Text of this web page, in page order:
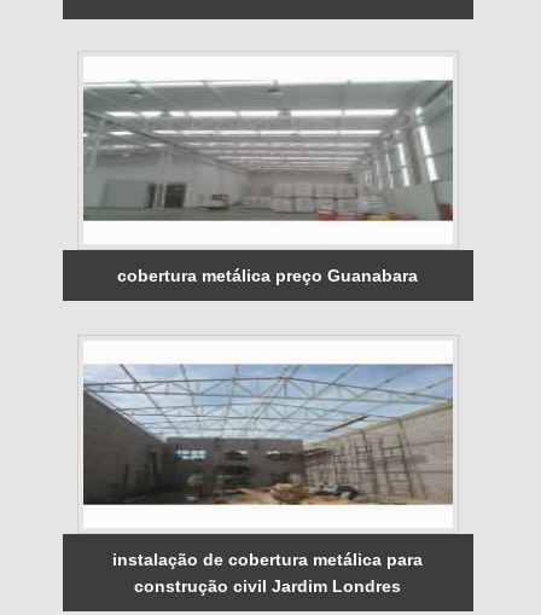
cobertura metálica preço Guanabara
instalação de cobertura metálica para
construção civil Jardim Londres